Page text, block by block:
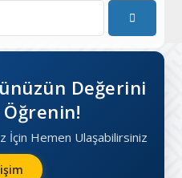
Değerini
İçin Hemen Ulaşabilirsiniz